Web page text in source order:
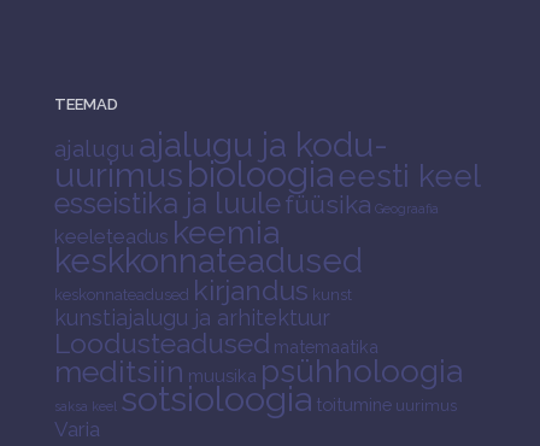
TEEMAD
ajalugu ajalugu ja kodu-
uurimusbioloogia eesti keel
esseistika ja luulefüüsika Geograafia
keeleteadus keemia
keskkonnateadused
keskonnateadused kirjandus kunst
kunstiajalugu ja arhitektuur
Loodusteadused matemaatika
meditsiin muusika psühholoogia
saksa keel sotsioloogia toitumine uurimus
Varia